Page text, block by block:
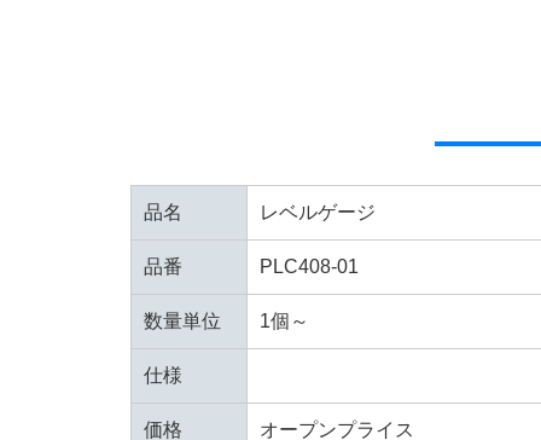
品名 レベルゲージ
品番 PLC408-01
数量単位 1個～
仕様
価格 オープンプライス